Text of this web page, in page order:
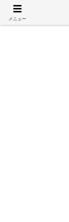
メニュー